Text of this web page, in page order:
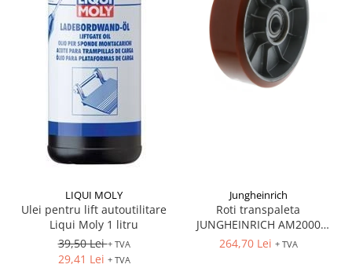
LIQUI MOLY
Ulei pentru lift autoutilitare
Liqui Moly 1 litru
39,50 Lei+ TVA
29,41 Lei + TVA
Jungheinrich
Roti transpaleta
JUNGHEINRICH AM2000
170x50 mm
264,70 Lei + TVA